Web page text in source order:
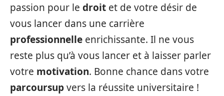
passion pour le droit et de votre désir de
vous lancer dans une carrière
professionnelle enrichissante. Il ne vous
reste plus qu’à vous lancer et à laisser parler
votre motivation. Bonne chance dans votre
parcoursupvers la réussite universitaire !